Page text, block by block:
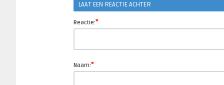
LAAT EEN REACTIE ACHTER
Reactie:*
Naam:*